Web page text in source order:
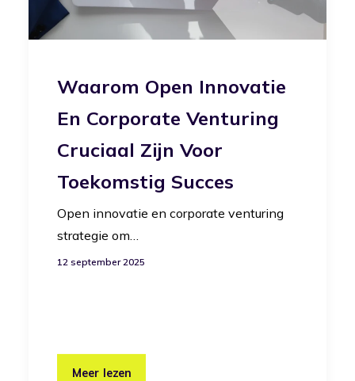
Waarom Open Innovatie
En Corporate Venturing
Cruciaal Zijn Voor
Toekomstig Succes
Open innovatie en corporate venturing
strategie om…
12 september 2025
Meer lezen